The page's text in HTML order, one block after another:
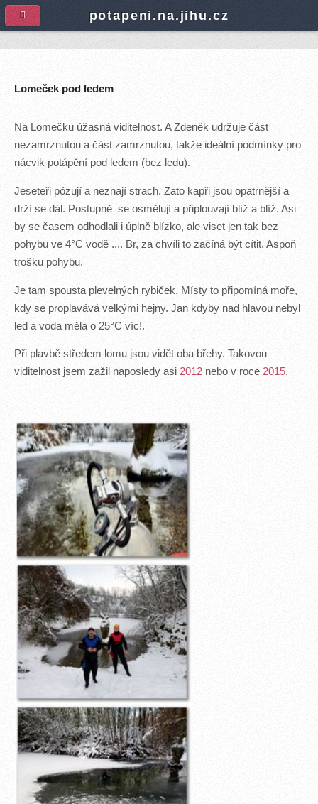
A
Lomeček pod ledem
Na Lomečku úžasná viditelnost. A Zdeněk udržuje část
nezamrznutou a část zamrznutou, takže ideální podmínky pro
nácvik potápění pod ledem (bez ledu).
Jeseteři pózují a neznají strach. Zato kapři jsou opatrnější a
drží se dál. Postupně se osmělují a připlouvají blíž a blíž. Asi
by se časem odhodlali i úplně blízko, ale viset jen tak bez
pohybu ve 4°C vodě .... Br, za chvíli to začíná být cítit. Aspoň
trošku pohybu.
Je tam spousta plevelných rybiček. Místy to připomíná moře,
kdy se proplavává velkými hejny. Jan kdyby nad hlavou nebyl
led a voda měla o 25°C víc!.
Při plavbě středem lomu jsou vidět oba břehy. Takovou
viditelnost jsem zažil naposledy asi 2012 nebo v roce 2015.
potapeni.na.jihu.cz